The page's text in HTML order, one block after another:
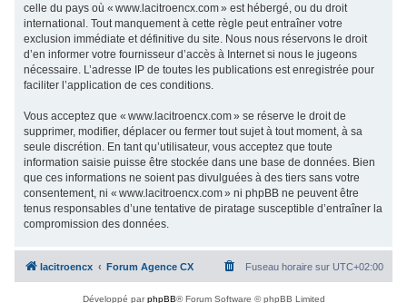
celle du pays où « www.lacitroencx.com » est hébergé, ou du droit
international. Tout manquement à cette règle peut entraîner votre
exclusion immédiate et définitive du site. Nous nous réservons le droit
d’en informer votre fournisseur d’accès à Internet si nous le jugeons
nécessaire. L’adresse IP de toutes les publications est enregistrée pour
faciliter l’application de ces conditions.
Vous acceptez que « www.lacitroencx.com » se réserve le droit de
supprimer, modifier, déplacer ou fermer tout sujet à tout moment, à sa
seule discrétion. En tant qu’utilisateur, vous acceptez que toute
information saisie puisse être stockée dans une base de données. Bien
que ces informations ne soient pas divulguées à des tiers sans votre
consentement, ni « www.lacitroencx.com » ni phpBB ne peuvent être
tenus responsables d’une tentative de piratage susceptible d’entraîner la
compromission des données.
lacitroencx Forum Agence CX Fuseau horaire sur UTC+02:00
Développé parphpBB® Forum Software © phpBB Limited